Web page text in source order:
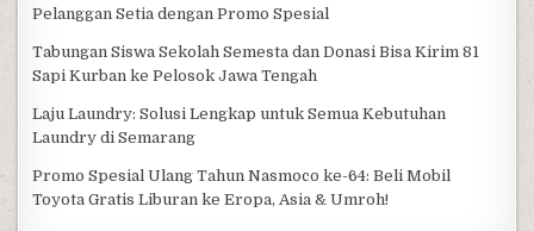
Pelanggan Setia dengan Promo Spesial
Tabungan Siswa Sekolah Semesta dan Donasi Bisa Kirim 81
Sapi Kurban ke Pelosok Jawa Tengah
Laju Laundry: Solusi Lengkap untuk Semua Kebutuhan
Laundry di Semarang
Promo Spesial Ulang Tahun Nasmoco ke-64: Beli Mobil
Toyota Gratis Liburan ke Eropa, Asia & Umroh!